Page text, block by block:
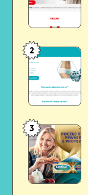
2
3